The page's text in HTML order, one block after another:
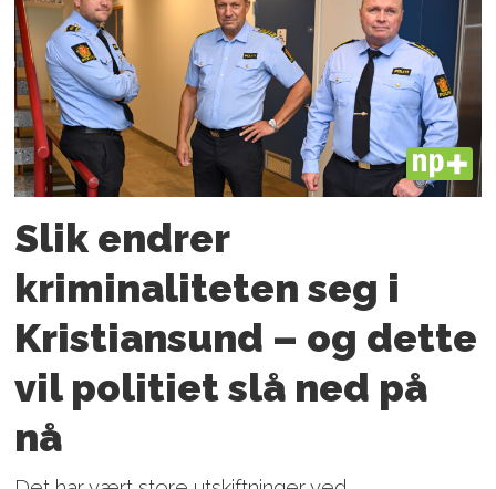
PLUS
Slik endrer
kriminaliteten seg i
Kristiansund – og dette
vil politiet slå ned på
nå